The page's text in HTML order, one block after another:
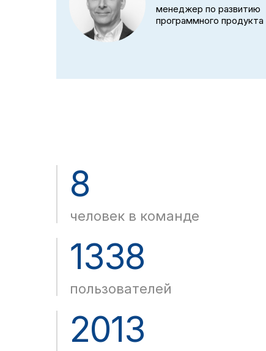
менеджер по развитию
программного продукта
8
человек в команде
1338
пользователей
2013